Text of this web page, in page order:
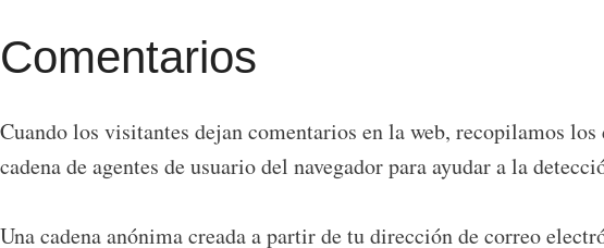
Comentarios
Cuando los visitantes dejan comentarios en la web, recopilamos
cadena de agentes de usuario del navegador para ayudar a la
Una cadena anónima creada a partir de tu dirección de correo